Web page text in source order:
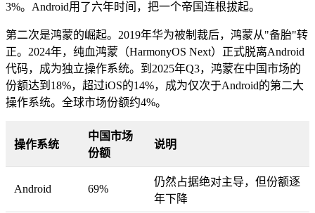
3%。Android用了六年时间，把一个帝国连根拔起。
第二次是鸿蒙的崛起。2019年华为被制裁后，鸿蒙从"备胎"转
正。2024年，纯血鸿蒙（HarmonyOS Next）正式脱离Android
代码，成为独立操作系统。到2025年Q3，鸿蒙在中国市场的
份额达到18%，超过iOS的14%，成为仅次于Android的第二大
操作系统。全球市场份额约4%。
操作系统
中国市场
份额
说明
Android 69%
仍然占据绝对主导，但份额逐
年下降